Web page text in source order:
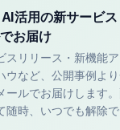
活用の新サービ
お届け
スリリース・新機能
ウなど、公開事例よ
ールでお届けします
随時、いつでも解除で